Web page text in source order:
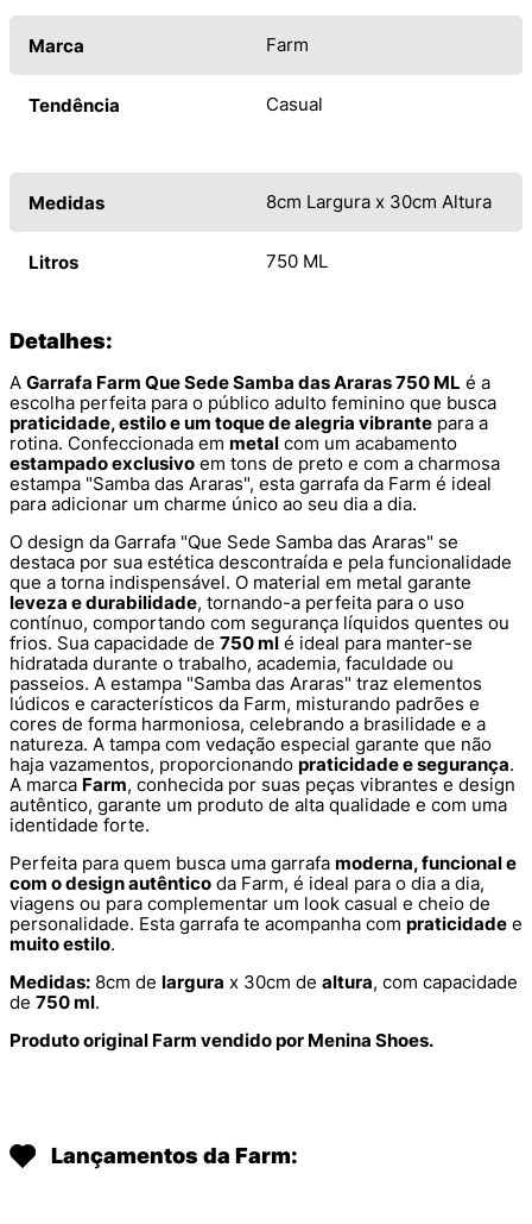
Marca Farm
Tendência Casual
Medidas 8cm Largura x 30cm Altura
Litros 750 ML
Detalhes:
A Garrafa Farm Que Sede Samba das Araras 750 ML é a
escolha perfeita para o público adulto feminino que busca
praticidade, estilo e um toque de alegria vibrante para a
rotina. Confeccionada em metal com um acabamento
estampado exclusivo em tons de preto e com a charmosa
estampa "Samba das Araras", esta garrafa da Farm é ideal
para adicionar um charme único ao seu dia a dia.
O design da Garrafa "Que Sede Samba das Araras" se
destaca por sua estética descontraída e pela funcionalidade
que a torna indispensável. O material em metal garante
leveza e durabilidade, tornando-a perfeita para o uso
contínuo, comportando com segurança líquidos quentes ou
frios. Sua capacidade de 750 ml é ideal para manter-se
hidratada durante o trabalho, academia, faculdade ou
passeios. A estampa "Samba das Araras" traz elementos
lúdicos e característicos da Farm, misturando padrões e
cores de forma harmoniosa, celebrando a brasilidade e a
natureza. A tampa com vedação especial garante que não
haja vazamentos, proporcionando praticidade e segurança.
A marca Farm, conhecida por suas peças vibrantes e design
autêntico, garante um produto de alta qualidade e com uma
identidade forte.
Perfeita para quem busca uma garrafa moderna, funcional e
com o design autêntico da Farm, é ideal para o dia a dia,
viagens ou para complementar um look casual e cheio de
personalidade. Esta garrafa te acompanha com praticidade e
muito estilo.
Medidas: 8cm de largura x 30cm de altura, com capacidade
de 750 ml.
Produto original Farm vendido por Menina Shoes.
Lançamentos da Farm: